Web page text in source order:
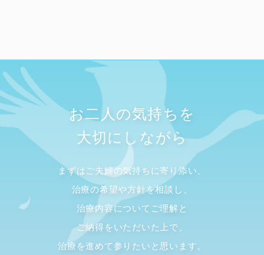
お二人の気持ちを
大切にしながら
まずはご夫婦の気持ちに寄り添い、
治療の希望や方針を相談し、
治療内容についてご理解と
ご納得をいただいた上で、
治療を進めて参りたいと思います。